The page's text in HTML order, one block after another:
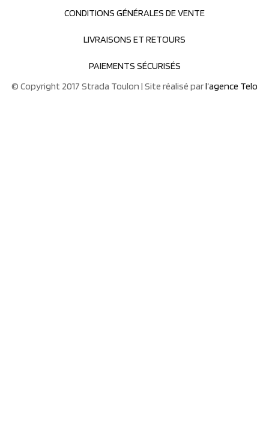
CONDITIONS GÉNÉRALES DE VENTE
LIVRAISONS ET RETOURS
PAIEMENTS SÉCURISÉS
© Copyright 2017 Strada Toulon | Site réalisé parl’agence Telo